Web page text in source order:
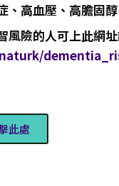
、高血壓、高膽固
風險的人可上此網
此處